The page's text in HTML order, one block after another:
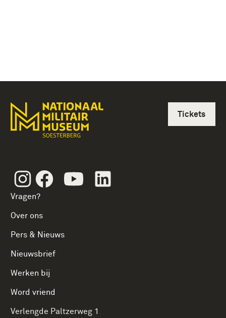
InstagramFacebookYoutube
Vragen?
Over ons
Pers & Nieuws
Nieuwsbrief
Werken bij
Word vriend
Tickets
Verlengde Paltzerweg 1